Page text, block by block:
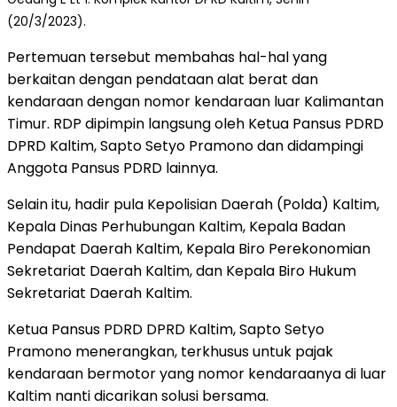
(20/3/2023).
Pertemuan tersebut membahas hal-hal yang
berkaitan dengan pendataan alat berat dan
kendaraan dengan nomor kendaraan luar Kalimantan
Timur. RDP dipimpin langsung oleh Ketua Pansus PDRD
DPRD Kaltim, Sapto Setyo Pramono dan didampingi
Anggota Pansus PDRD lainnya.
Selain itu, hadir pula Kepolisian Daerah (Polda) Kaltim,
Kepala Dinas Perhubungan Kaltim, Kepala Badan
Pendapat Daerah Kaltim, Kepala Biro Perekonomian
Sekretariat Daerah Kaltim, dan Kepala Biro Hukum
Sekretariat Daerah Kaltim.
Ketua Pansus PDRD DPRD Kaltim, Sapto Setyo
Pramono menerangkan, terkhusus untuk pajak
kendaraan bermotor yang nomor kendaraanya di luar
Kaltim nanti dicarikan solusi bersama.